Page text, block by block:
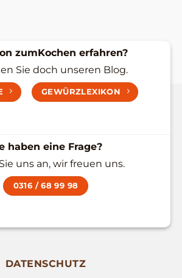
zumKochen erfahren?
Sie doch unseren Blog.
GEWÜRZLEXIKON
haben eine Frage?
uns an, wir freuen uns.
0316 / 68 99 98
DATENSCHUTZ